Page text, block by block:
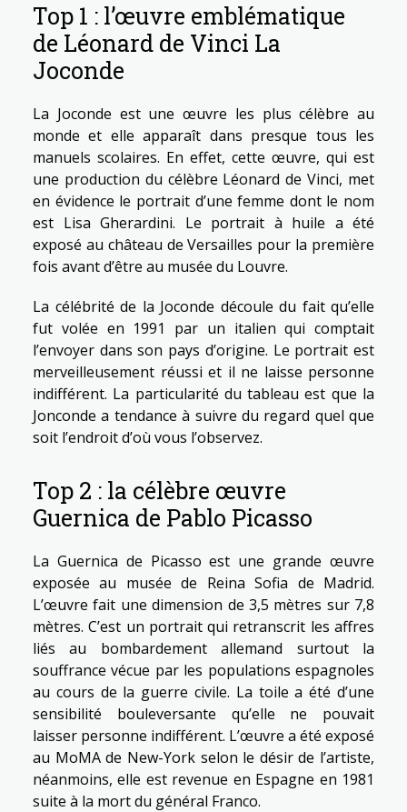
Top 1 : l’œuvre emblématique
de Léonard de Vinci La
Joconde
La Joconde est une œuvre les plus célèbre au
monde et elle apparaît dans presque tous les
manuels scolaires. En effet, cette œuvre, qui est
une production du célèbre Léonard de Vinci, met
en évidence le portrait d’une femme dont le nom
est Lisa Gherardini. Le portrait à huile a été
exposé au château de Versailles pour la première
fois avant d’être au musée du Louvre.
La célébrité de la Joconde découle du fait qu’elle
fut volée en 1991 par un italien qui comptait
l’envoyer dans son pays d’origine. Le portrait est
merveilleusement réussi et il ne laisse personne
indifférent. La particularité du tableau est que la
Jonconde a tendance à suivre du regard quel que
soit l’endroit d’où vous l’observez.
Top 2 : la célèbre œuvre
Guernica de Pablo Picasso
La Guernica de Picasso est une grande œuvre
exposée au musée de Reina Sofia de Madrid.
L’œuvre fait une dimension de 3,5 mètres sur 7,8
mètres. C’est un portrait qui retranscrit les affres
liés au bombardement allemand surtout la
souffrance vécue par les populations espagnoles
au cours de la guerre civile. La toile a été d’une
sensibilité bouleversante qu’elle ne pouvait
laisser personne indifférent. L’œuvre a été exposé
au MoMA de New-York selon le désir de l’artiste,
néanmoins, elle est revenue en Espagne en 1981
suite à la mort du général Franco.